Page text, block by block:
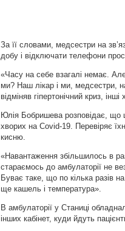
За її словами, медсестри на
добу і відключати телефони
«Часу на себе взагалі немає.
ми? Наш лікар і ми, медсестри,
відміняв гіпертонічний криз, інші
Юлія Бобришева розповідає, що
хворих на Covid-19. Перевіряє
кисню.
«Навантаження збільшилось в
стараємось до амбулаторії не
Буває таке, що по кілька разів
ще кашель і температура».
В амбулаторії у Станиці
інших кабінет, куди йдуть